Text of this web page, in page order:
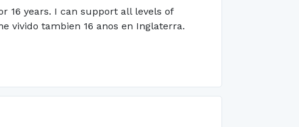
16 years. I can support all levels of
vivido tambien 16 anos en Inglaterra.